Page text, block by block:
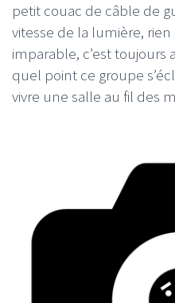
petit couac de câble de
vitesse de la lumière,
imparable, c’est toujours
quel point ce groupe
vivre une salle au fil des